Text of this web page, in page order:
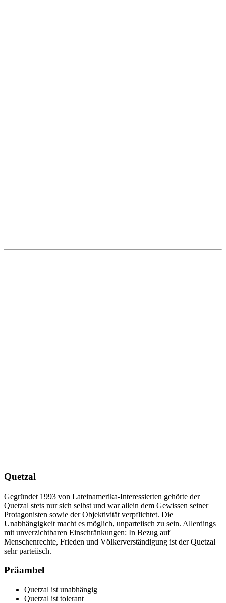
Quetzal
Gegründet 1993 von Lateinamerika-Interessierten gehörte der
Quetzal stets nur sich selbst und war allein dem Gewissen seiner
Protagonisten sowie der Objektivität verpflichtet. Die
Unabhängigkeit macht es möglich, unparteiisch zu sein. Allerdings
mit unverzichtbaren Einschränkungen: In Bezug auf
Menschenrechte, Frieden und Völkerverständigung ist der Quetzal
sehr parteiisch.
Präambel
Quetzal ist unabhängig
Quetzal ist tolerant